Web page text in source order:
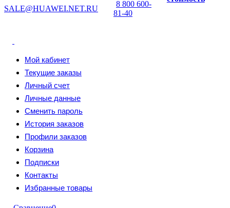
SALE@HUAWEI.NET.RU
8 800 600-
81-40
Мой кабинет
Текущие заказы
Личный счет
Личные данные
Сменить пароль
История заказов
Профили заказов
Корзина
Подписки
Контакты
Избранные товары